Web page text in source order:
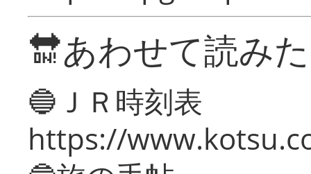
🔛あわせて読み
🔵ＪＲ時刻表
https://